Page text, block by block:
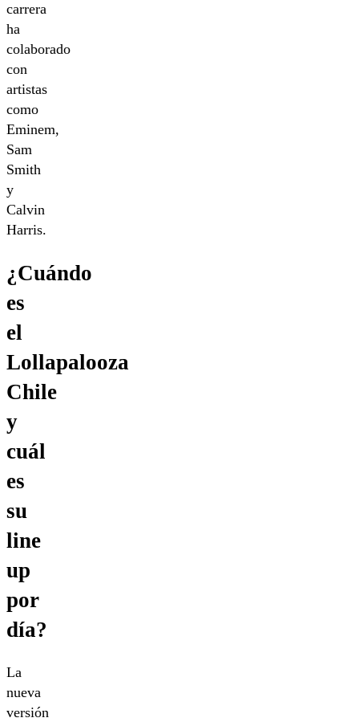
carrera
ha
colaborado
con
artistas
como
Eminem,
Sam
Smith
y
Calvin
Harris.
¿Cuándo
es
el
Lollapalooza
Chile
y
cuál
es
su
line
up
por
día?
La
nueva
versión